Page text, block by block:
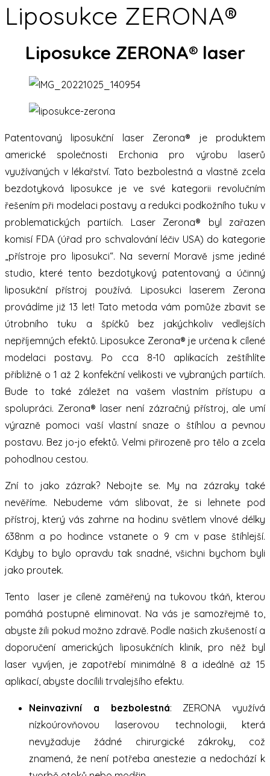
Liposukce ZERONA®
Liposukce ZERONA® laser
Patentovaný liposukční laser Zerona® je produktem
americké společnosti Erchonia pro výrobu laserů
využívaných v lékařství. Tato bezbolestná a vlastně zcela
bezdotyková liposukce je ve své kategorii revolučním
řešením při modelaci postavy a redukci podkožního tuku v
problematických partiích. Laser Zerona® byl zařazen
komisí FDA (úřad pro schvalování léčiv USA) do kategorie
„přístroje pro liposukci“. Na severní Moravě jsme jediné
studio, které tento bezdotykový patentovaný a účinný
liposukční přístroj používá. Liposukci laserem Zerona
provádíme již 13 let! Tato metoda vám pomůže zbavit se
útrobního tuku a špíčků bez jakýchkoliv vedlejších
nepříjemných efektů. Liposukce Zerona® je určena k cílené
modelaci postavy. Po cca 8-10 aplikacích zeštíhlíte
přibližně o 1 až 2 konfekční velikosti ve vybraných partiích.
Bude to také záležet na vašem vlastním přístupu a
spolupráci. Zerona® laser není zázračný přístroj, ale umí
výrazně pomoci vaší vlastní snaze o štíhlou a pevnou
postavu. Bez jo-jo efektů. Velmi přirozeně pro tělo a zcela
pohodlnou cestou.
Zní to jako zázrak? Nebojte se. My na zázraky také
nevěříme. Nebudeme vám slibovat, že si lehnete pod
přístroj, který vás zahrne na hodinu světlem vlnové délky
638nm a po hodince vstanete o 9 cm v pase štíhlejší.
Kdyby to bylo opravdu tak snadné, všichni bychom byli
jako proutek.
Tento laser je cíleně zaměřený na tukovou tkáň, kterou
pomáhá postupně eliminovat. Na vás je samozřejmě to,
abyste žili pokud možno zdravě. Podle našich zkušeností a
doporučení amerických liposukčních klinik, pro něž byl
laser vyvíjen, je zapotřebí minimálně 8 a ideálně až 15
aplikací, abyste docílili trvalejšího efektu.
Neinvazivní a bezbolestná: ZERONA využívá
nízkoúrovňovou laserovou technologii, která
nevyžaduje žádné chirurgické zákroky, což
znamená, že není potřeba anestezie a nedochází k